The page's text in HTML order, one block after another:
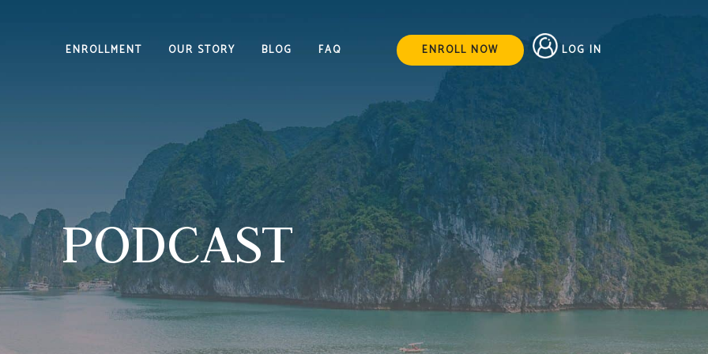
ENROLLMENT OUR STORY BLOG FAQ ENROLL NOW LOG IN
PODCAST